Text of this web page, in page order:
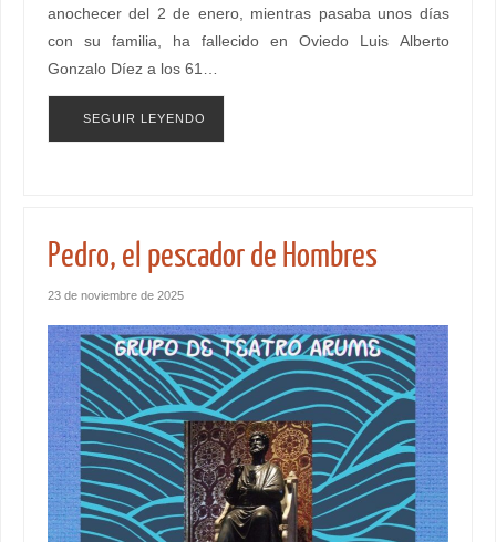
anochecer del 2 de enero, mientras pasaba unos días
con su familia, ha fallecido en Oviedo Luis Alberto
Gonzalo Díez a los 61…
SEGUIR LEYENDO
Pedro, el pescador de Hombres
23 de noviembre de 2025